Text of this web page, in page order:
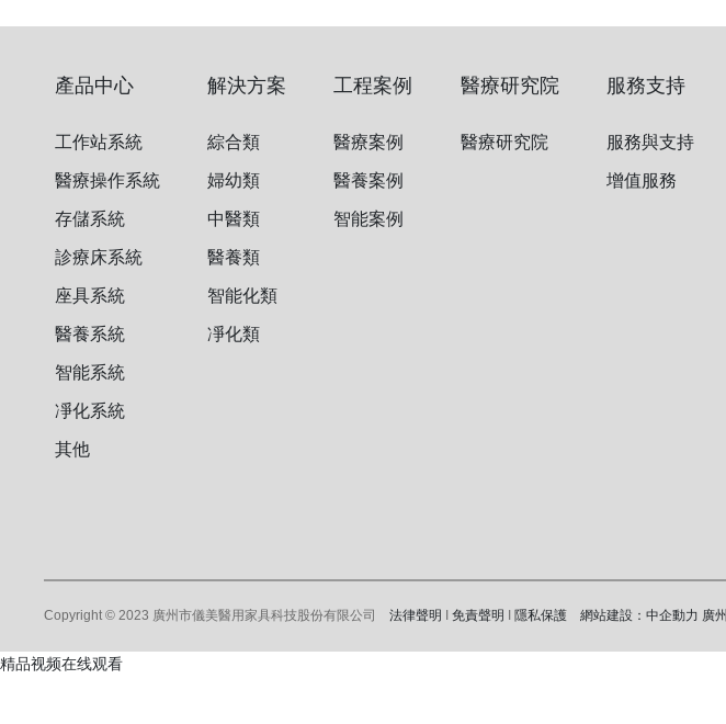
產品中心
工作站系統
醫療操作系統
存儲系統
診療床系統
座具系統
醫養系統
智能系統
凈化系統
其他
解決方案
綜合類
婦幼類
中醫類
醫養類
智能化類
凈化類
工程案例
醫療案例
醫養案例
智能案例
醫療研究院
醫療研究院
服務支持
服務與支持
增值服務
Copyright © 2023 廣州市儀美醫用家具科技股份有限公司法律聲明 I免責聲明 隱私保護 網站建設：中企動力 廣州
精品视频在线观看